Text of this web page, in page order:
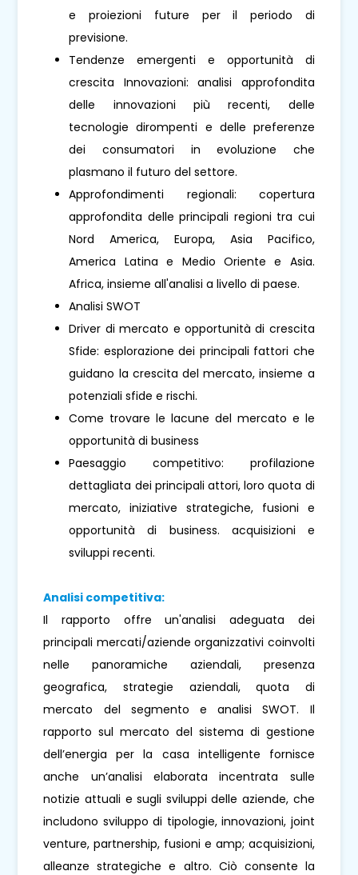
e proiezioni future per il periodo di
previsione.
Tendenze emergenti e opportunità di
crescita Innovazioni: analisi approfondita
delle innovazioni più recenti, delle
tecnologie dirompenti e delle preferenze
dei consumatori in evoluzione che
plasmano il futuro del settore.
Approfondimenti regionali: copertura
approfondita delle principali regioni tra cui
Nord America, Europa, Asia Pacifico,
America Latina e Medio Oriente e Asia.
Africa, insieme all'analisi a livello di paese.
Analisi SWOT
Driver di mercato e opportunità di crescita
Sfide: esplorazione dei principali fattori che
guidano la crescita del mercato, insieme a
potenziali sfide e rischi.
Come trovare le lacune del mercato e le
opportunità di business
Paesaggio competitivo: profilazione
dettagliata dei principali attori, loro quota di
mercato, iniziative strategiche, fusioni e
opportunità di business. acquisizioni e
sviluppi recenti.
Analisi competitiva:
Il rapporto offre un'analisi adeguata dei
principali mercati/aziende organizzativi coinvolti
nelle panoramiche aziendali, presenza
geografica, strategie aziendali, quota di
mercato del segmento e analisi SWOT. Il
rapporto sul mercato del sistema di gestione
dell’energia per la casa intelligente fornisce
anche un’analisi elaborata incentrata sulle
notizie attuali e sugli sviluppi delle aziende, che
includono sviluppo di tipologie, innovazioni, joint
venture, partnership, fusioni e amp; acquisizioni,
alleanze strategiche e altro. Ciò consente la